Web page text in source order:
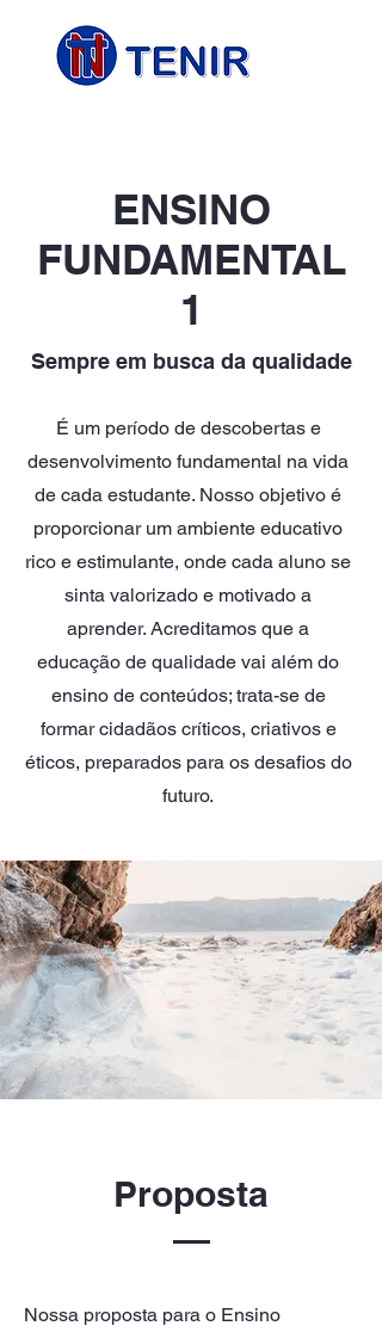
ENSINO
FUNDAMENTAL
1
Sempre em busca da qualidade
É um período de descobertas e
desenvolvimento fundamental na vida
de cada estudante. Nosso objetivo é
proporcionar um ambiente educativo
rico e estimulante, onde cada aluno se
sinta valorizado e motivado a
aprender. Acreditamos que a
educação de qualidade vai além do
ensino de conteúdos; trata-se de
formar cidadãos críticos, criativos e
éticos, preparados para os desafios do
futuro.
Proposta
Nossa proposta para o Ensino